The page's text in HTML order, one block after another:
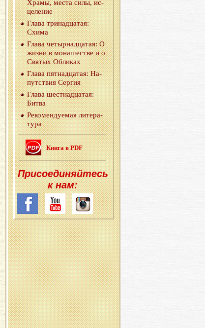
Храмы, места силы, ис­
це­ле­ние
Глава три­на­дца­тая:
Схима
Глава че­тыр­на­дца­тая: О
жизни в мо­на­ше­стве и о
Свя­тых Об­ли­ках
Глава пят­на­дца­тая: На­
пут­ствия Сер­гия
Глава шест­на­дца­тая:
Битва
Ре­ко­мен­ду­е­мая ли­те­ра­
ту­ра
Книга в PDF
При­со­еди­няй­тесь
к нам: